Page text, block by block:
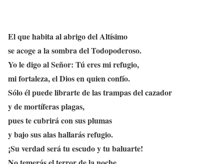
El que habita al abrigo del Altísimo
se acoge a la sombra del Todopoderoso.
Yo le digo al Señor: Tú eres mi refugio,
mi fortaleza, el Dios en quien confío.
Sólo él puede librarte de las trampas del cazador
y de mortíferas plagas,
pues te cubrirá con sus plumas
y bajo sus alas hallarás refugio.
¡Su verdad será tu escudo y tu baluarte!